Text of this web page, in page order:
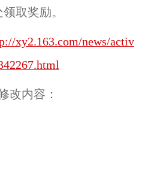
领取奖励。
xy2.163.com/news/activ
内容：